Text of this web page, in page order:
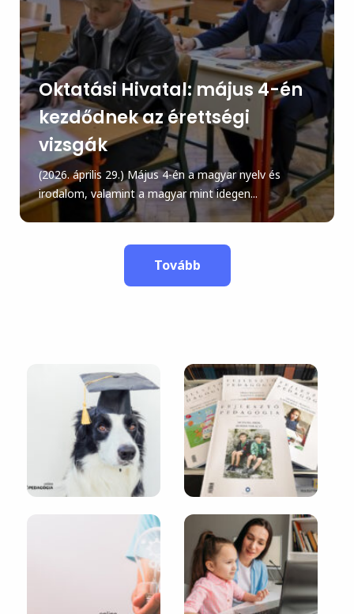
Oktatási Hivatal: május 4-én
kezdődnek az érettségi
vizsgák
(2026. április 29.) Május 4-én a magyar nyelv és
irodalom, valamint a magyar mint idegen...
Tovább